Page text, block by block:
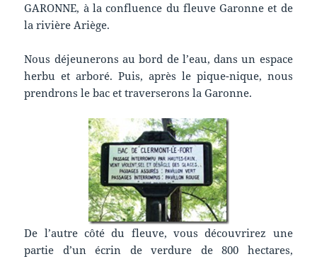
GARONNE, à la confluence du fleuve Garonne et de
la rivière Ariège.
Nous déjeunerons au bord de l’eau, dans un espace
herbu et arboré. Puis, après le pique-nique, nous
prendrons le bac et traverserons la Garonne.
De l’autre côté du fleuve, vous découvrirez une
partie d’un écrin de verdure de 800 hectares,